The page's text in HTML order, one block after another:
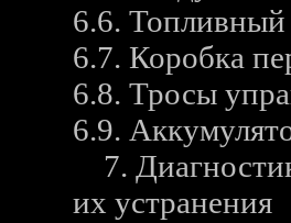
6.6.
6.7. Коробка
6.8. Тросы
6.9.
7.
их